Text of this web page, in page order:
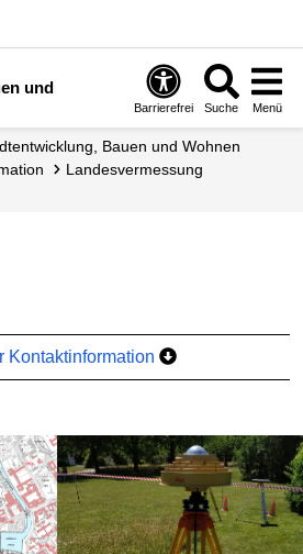
und
Barrierefrei Suche Menü
Bauen und Wohnen
Landes­vermessung
Kontaktinformation